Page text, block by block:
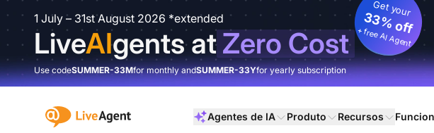
1 July – 31st August 2026 *extended
LiveAIgents atZero Cost
Get your
33% off
+ free AI Agent
Use codeSUMMER-33Mfor monthly andSUMMER-33Yfor yearly subscription
:site.title Agentes de IA Produto Recursos